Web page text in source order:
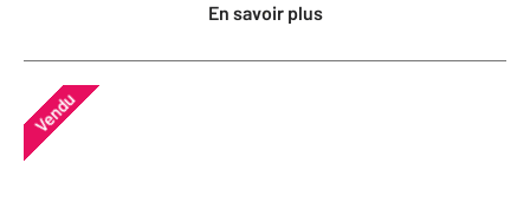
En savoir plus
Vendu